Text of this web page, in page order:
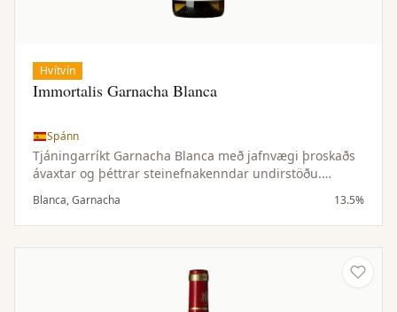
Hvítvín
Immortalis Garnacha Blanca
Spánn
Tjáningarríkt Garnacha Blanca með jafnvægi þroskaðs
ávaxtar og þéttrar steinefnakenndar undirstöðu.
Þroskað bæði í stáltönkum og hlutlausri eik sem gefur
vininu fyllingu og dýpt án þess að yfirgnæfa ferskan og
ilmríkan karakter.
Blanca, Garnacha 13.5%